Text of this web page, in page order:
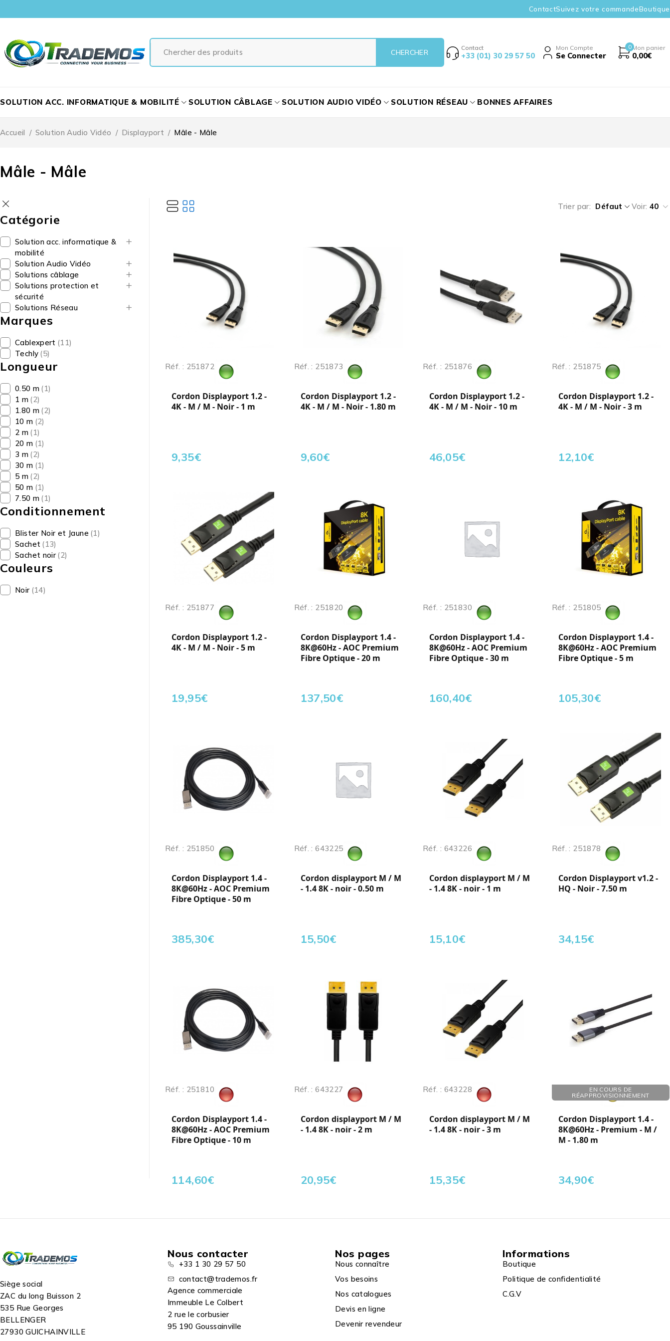
ContactSuivez votre commandeBoutique
Contact
+33 (01) 30 29 57 50
Mon Compte
Se Connecter
0 Mon panier
0,00€
SOLUTION ACC. INFORMATIQUE & MOBILITÉ SOLUTION CÂBLAGE SOLUTION AUDIO VIDÉO SOLUTION RÉSEAU BONNES AFFAIRES
Mâle - Mâle
Accueil / Solution Audio Vidéo / Displayport / Mâle - Mâle
Catégorie
Solution acc. informatique &
mobilité
Solution Audio Vidéo
Solutions câblage
Solutions protection et
sécurité
Solutions Réseau
Marques
Cablexpert (11)
Techly (5)
Longueur
0.50 m (1)
1 m (2)
1.80 m (2)
10 m (2)
2 m (1)
20 m (1)
3 m (2)
30 m (1)
5 m (2)
50 m (1)
7.50 m (1)
Conditionnement
Blister Noir et Jaune (1)
Sachet (13)
Sachet noir (2)
Couleurs
Noir (14)
Trier par Défaut Voir: 40
Réf. : 251872
Cordon Displayport 1.2 -
4K - M / M - Noir - 1 m
9,35€
Réf. : 251873
Cordon Displayport 1.2 -
4K - M / M - Noir - 1.80 m
9,60€
Réf. : 251876
Cordon Displayport 1.2 -
4K - M / M - Noir - 10 m
46,05€
Réf. : 251875
Cordon Displayport 1.2 -
4K - M / M - Noir - 3 m
12,10€
Réf. : 251877
Cordon Displayport 1.2 -
4K - M / M - Noir - 5 m
19,95€
Réf. : 251820
Cordon Displayport 1.4 -
8K@60Hz - AOC Premium
Fibre Optique - 20 m
137,50€
Réf. : 251830
Cordon Displayport 1.4 -
8K@60Hz - AOC Premium
Fibre Optique - 30 m
160,40€
Réf. : 251805
Cordon Displayport 1.4 -
8K@60Hz - AOC Premium
Fibre Optique - 5 m
105,30€
Réf. : 251850
Cordon Displayport 1.4 -
8K@60Hz - AOC Premium
Fibre Optique - 50 m
385,30€
Réf. : 643225
Cordon displayport M / M
- 1.4 8K - noir - 0.50 m
15,50€
Réf. : 643226
Cordon displayport M / M
- 1.4 8K - noir - 1 m
15,10€
Réf. : 251878
Cordon Displayport v1.2 -
HQ - Noir - 7.50 m
34,15€
Réf. : 251810
Cordon Displayport 1.4 -
8K@60Hz - AOC Premium
Fibre Optique - 10 m
114,60€
Réf. : 643227
Cordon displayport M / M
- 1.4 8K - noir - 2 m
20,95€
Réf. : 643228
Cordon displayport M / M
- 1.4 8K - noir - 3 m
15,35€
EN COURS DE
RÉAPPROVISIONNEMENT
Réf. : 251880
Cordon Displayport 1.4 -
8K@60Hz - Premium - M /
M - 1.80 m
34,90€
Siège social
ZAC du long Buisson 2
535 Rue Georges
BELLENGER
27930 GUICHAINVILLE
Nous contacter
+33 1 30 29 57 50
contact@trademos.fr
Agence commerciale
Immeuble Le Colbert
2 rue le corbusier
95 190 Goussainville
Nos pages
Nous connaître
Vos besoins
Nos catalogues
Devis en ligne
Devenir revendeur
Informations
Boutique
Politique de confidentialité
C.G.V